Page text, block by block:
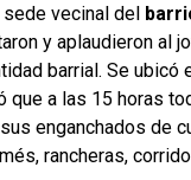
sede vecinal del
y aplaudieron al
barrial. Se ubicó
que a las 15 horas
enganchados de
rancheras,